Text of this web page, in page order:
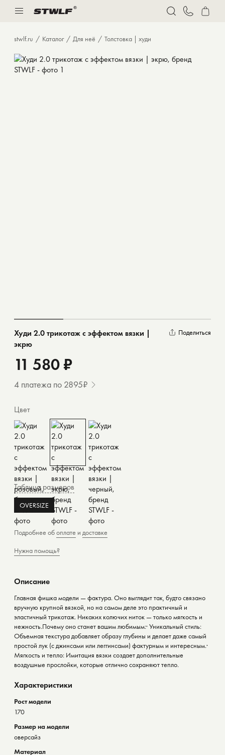
Спорт
Костюмы
Толстовки и худи
Футболки
stwlf.ru Каталог Для неё Толстовка | худи
Поделиться
Худи 2.0 трикотаж с эффектом вязки |
экрю
11 580 ₽
4 платежа по 2895₽
Цвет
Таблица размеров
OVERSIZE
Подробнее обоплате и доставке
Нужна помощь?
Описание
Главная фишка модели — фактура. Оно выглядит так, будто связано
вручную крупной вязкой, но на самом деле это практичный и
эластичный трикотаж. Никаких колючих ниток — только мягкость и
нежность.Почему оно станет вашим любимым:· Уникальный стиль:
Объемная текстура добавляет образу глубины и делает даже самый
простой лук (с джинсами или леггинсами) фактурным и интересным.·
Мягкость и тепло: Имитация вязки создает дополнительные
воздушные прослойки, которые отлично сохраняют тепло.
Характеристики
Рост модели
170
Размер на модели
оверсайз
Материал